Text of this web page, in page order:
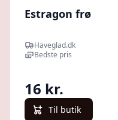
Estragon frø
Haveglad.dk
Bedste pris
16 kr.
Til butik